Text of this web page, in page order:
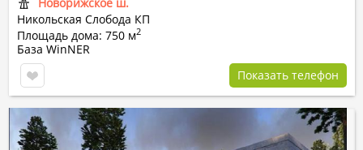
Никольская Слобода КП
Площадь дома: 750 м2
База WinNER
Показать телефон